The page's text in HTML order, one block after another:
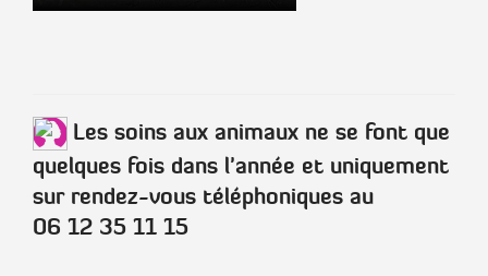
Les soins aux animaux ne se font que
quelques fois dans l'année et uniquement
sur rendez-vous téléphoniques au
06 12 35 11 15